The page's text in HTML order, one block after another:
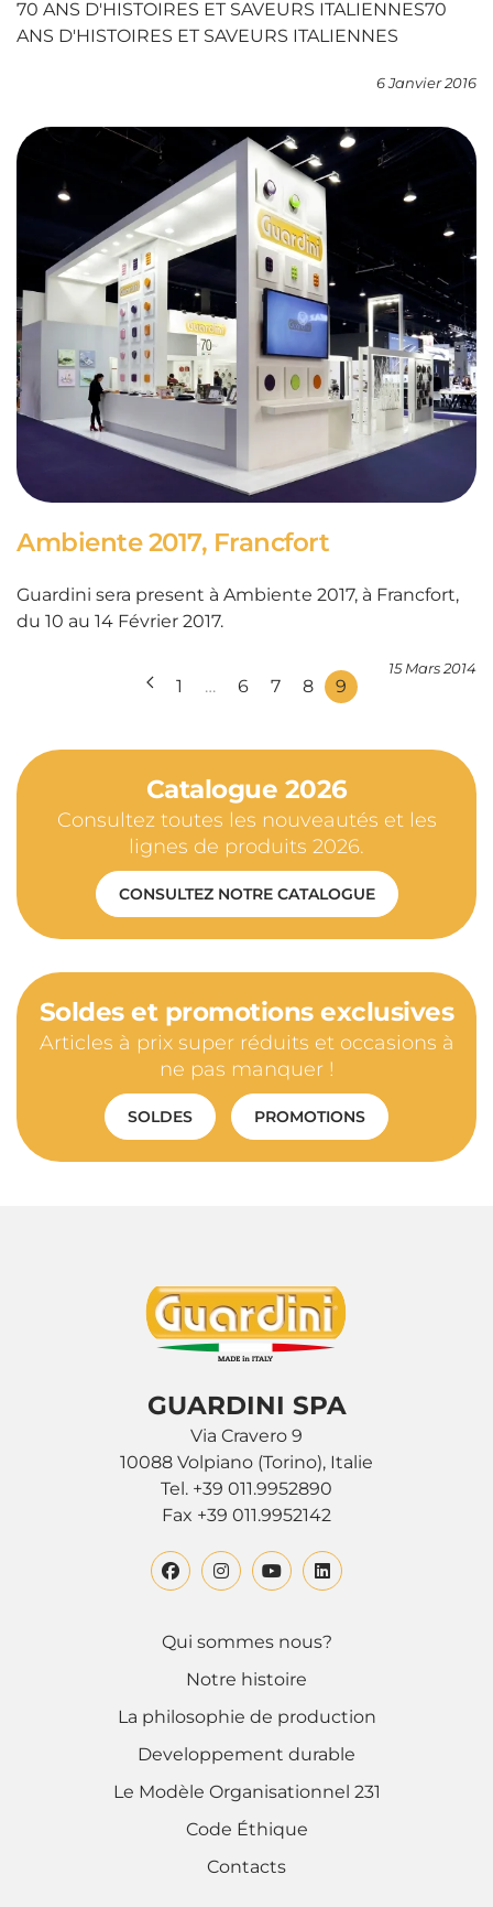
70 ANS D'HISTOIRES ET SAVEURS ITALIENNES70
ANS D'HISTOIRES ET SAVEURS ITALIENNES
6 Janvier 2016
Ambiente 2017, Francfort
Guardini sera present à Ambiente 2017, à Francfort,
du 10 au 14 Février 2017.
15 Mars 2014
1 … 6 7 8 9
Catalogue 2026
Consultez toutes les nouveautés et les
lignes de produits 2026.
CONSULTEZ NOTRE CATALOGUE
Soldes et promotions exclusives
Articles à prix super réduits et occasions à
ne pas manquer !
SOLDES PROMOTIONS
GUARDINI SPA
Via Cravero 9
10088 Volpiano (Torino), Italie
Tel. +39 011.9952890
Fax +39 011.9952142
Qui sommes nous?
Notre histoire
La philosophie de production
Developpement durable
Le Modèle Organisationnel 231
Code Éthique
Contacts